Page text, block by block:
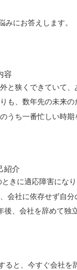
みにお答えします。
容
と狭くできていて
も、数年先の未来
うち一番忙しい時
紹介
きに適応障害にな
会社に依存せず自
後、会社を辞めて独
ると、今すぐ会社を